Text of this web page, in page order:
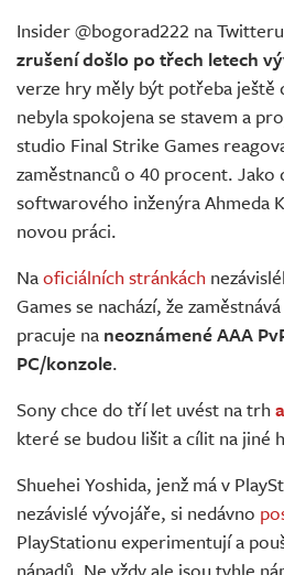
Insider @bogorad222 na Twitteru
zrušení došlo po třech letech
verze hry měly být potřeba ještě
nebyla spokojena se stavem a
studio Final Strike Games
zaměstnanců o 40 procent. Jako
softwarového inženýra Ahmeda
novou práci.
Naoficiálních stránkách
Games se nachází, že
pracuje na neoznámené AAA
PC/konzole.
Sony chce do tří let uvést na trh
které se budou lišit a cílit na jiné
Shuehei Yoshida, jenž má v
nezávislé vývojáře, si nedávno
PlayStationu experimentují a